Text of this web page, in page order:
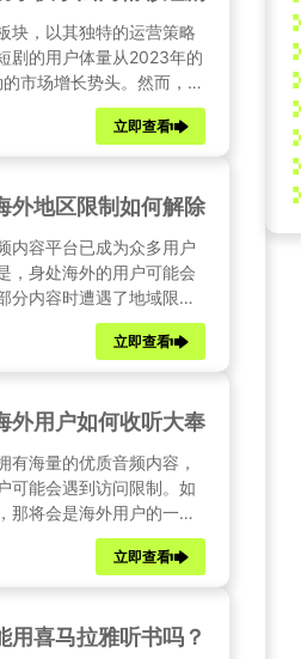
块，以其独特的运营策略
剧的用户体量从2023年的
市场增长势头。然而，对
无法畅享那些精彩的国内
快手海外地区限制，让你
界中。
立即查看
地区限制如何解除？
内容平台已成为众多用户
，身处海外的用户可能会
分内容时遭遇了地域限
进行分析，并推荐一种解
破喜马拉雅的地域限制
立即查看
用户如何收听大奉打更人
有海量的优质音频内容，
可能会遇到访问限制。如
那将会是海外用户的一大
，帮助您畅享喜马拉雅的
立即查看
喜马拉雅听书吗？国内软件